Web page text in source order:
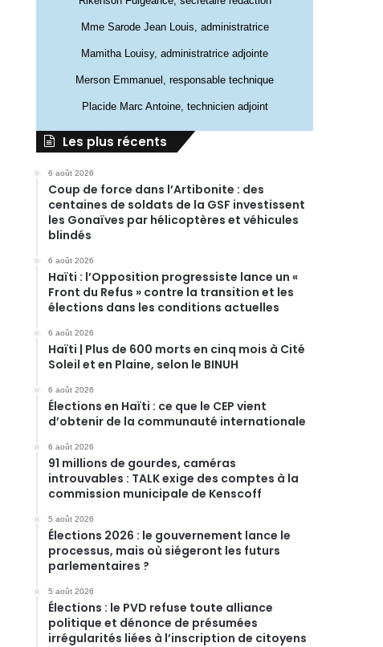
Mme Sarode Jean Louis, administratrice
Mamitha Louisy, administratrice adjointe
Merson Emmanuel, responsable technique
Placide Marc Antoine, technicien adjoint
Les plus récents
6 août 2026
Coup de force dans l’Artibonite : des
centaines de soldats de la GSF investissent
les Gonaïves par hélicoptères et véhicules
blindés
6 août 2026
Haïti : l’Opposition progressiste lance un «
Front du Refus » contre la transition et les
élections dans les conditions actuelles
6 août 2026
Haïti | Plus de 600 morts en cinq mois à Cité
Soleil et en Plaine, selon le BINUH
6 août 2026
Élections en Haïti : ce que le CEP vient
d’obtenir de la communauté internationale
6 août 2026
91 millions de gourdes, caméras
introuvables : TALK exige des comptes à la
commission municipale de Kenscoff
5 août 2026
Élections 2026 : le gouvernement lance le
processus, mais où siégeront les futurs
parlementaires ?
5 août 2026
Élections : le PVD refuse toute alliance
politique et dénonce de présumées
irrégularités liées à l’inscription de citoyens